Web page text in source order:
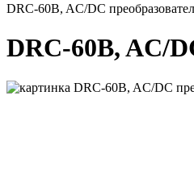
DRC-60B, AC/DC
DRC-60B, AC/